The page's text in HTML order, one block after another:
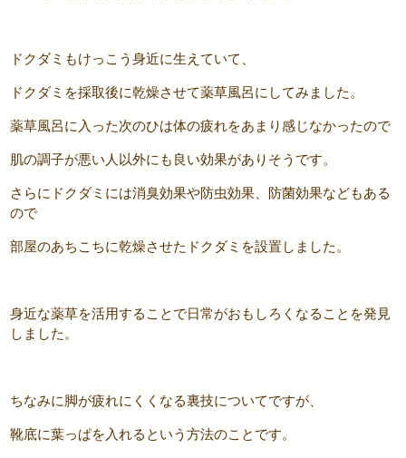
ドクダミもけっこう身近に生えていて、
ドクダミを採取後に乾燥させて薬草風呂にしてみました。
薬草風呂に入った次のひは体の疲れをあまり感じなかったので
肌の調子が悪い人以外にも良い効果がありそうです。
さらにドクダミには消臭効果や防虫効果、防菌効果などもある
ので
部屋のあちこちに乾燥させたドクダミを設置しました。
身近な薬草を活用することで日常がおもしろくなることを発見
しました。
ちなみに脚が疲れにくくなる裏技についてですが、
靴底に葉っぱを入れるという方法のことです。